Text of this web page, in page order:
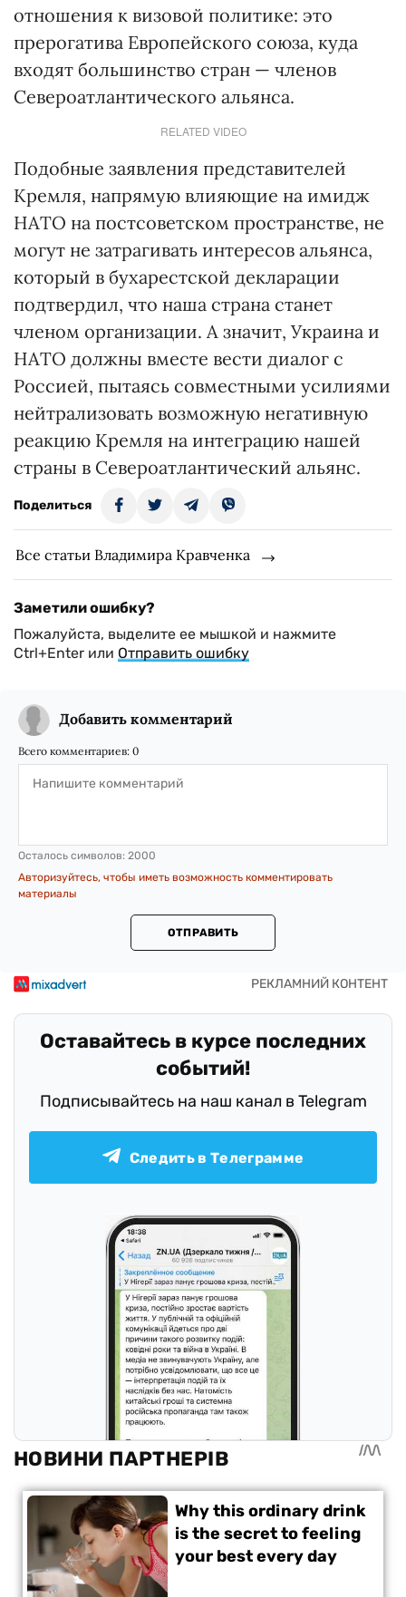
отношения к визовой политике: это
прерогатива Европейского союза, куда
входят большинство стран — членов
Североатлантического альянса.
RELATED VIDEO
Подобные заявления представителей
Кремля, напрямую влияющие на имидж
НАТО на постсоветском пространстве, не
могут не затрагивать интересов альянса,
который в бухарестской декларации
подтвердил, что наша страна станет
членом организации. А значит, Украина и
НАТО должны вместе вести диалог с
Россией, пытаясь совместными усилиями
нейтрализовать возможную негативную
реакцию Кремля на интеграцию нашей
страны в Североатлантический альянс.
Поделиться
Все статьи Владимира Кравченка
Заметили ошибку?
Пожалуйста, выделите ее мышкой и нажмите
Ctrl+Enter или Отправить ошибку
Добавить комментарий
Всего комментариев: 0
Осталось символов: 2000
Авторизуйтесь, чтобы иметь возможность комментировать
материалы
ОТПРАВИТЬ
Оставайтесь в курсе последних
событий!
Подписывайтесь на наш канал в Telegram
Следить в Телеграмме